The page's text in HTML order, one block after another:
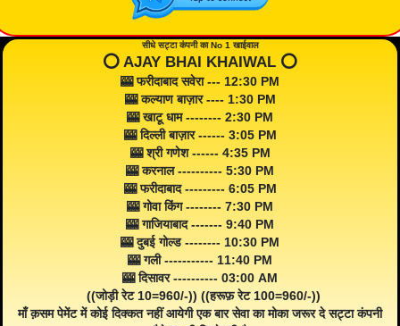
सीधे सट्टा कंपनी का No 1 खाईवाल
⭕️ AJAY BHAI KHAIWAL ⭕️
🎰 फरीदाबाद सवेरा --- 12:30 PM
🎰 कल्याण बाज़ार ---- 1:30 PM
🎰 खाटू धाम -------- 2:30 PM
🎰 दिल्ली बाज़ार ------ 3:05 PM
🎰 श्री गणेश ------ 4:35 PM
🎰 करनाल ---------- 5:30 PM
🎰 फरीदाबाद --------- 6:05 PM
🎰 गोवा किंग -------- 7:30 PM
🎰 गाजियाबाद ------- 9:40 PM
🎰 दुबई गोल्ड -------- 10:30 PM
🎰 गली ----------- 11:40 PM
🎰 दिसावर ---------- 03:00 AM
((जोड़ी रेट 10=960/-)) ((हरूफ़ रेट 100=960/-))
माँ क़सम पेमेंट में कोई दिक्कत नहीं आयेगी एक बार सेवा का मोका जरूर दे सट्टा कंपनी